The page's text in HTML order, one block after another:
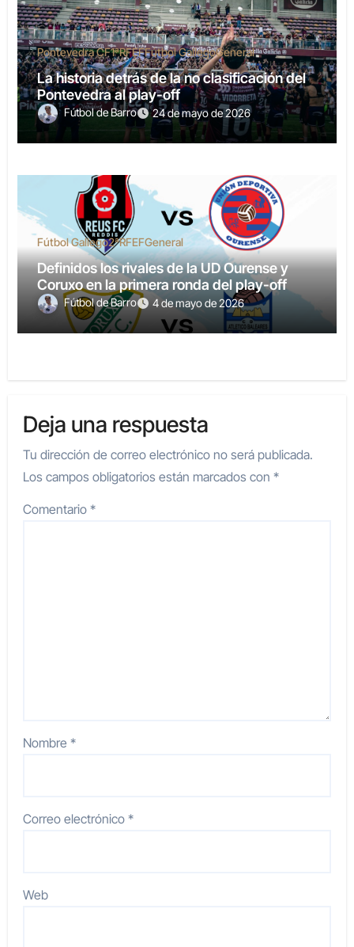
Pontevedra CF1ªRFEFFútbol GallegoGeneral
La historia detrás de la no clasificación del
Pontevedra al play-off
Fútbol de Barro 24 de mayo de 2026
Fútbol Gallego2ªRFEFGeneral
Definidos los rivales de la UD Ourense y
Coruxo en la primera ronda del play-off
Fútbol de Barro 4 de mayo de 2026
Deja una respuesta
Tu dirección de correo electrónico no será publicada.
Los campos obligatorios están marcados con *
Comentario *
Nombre *
Correo electrónico *
Web